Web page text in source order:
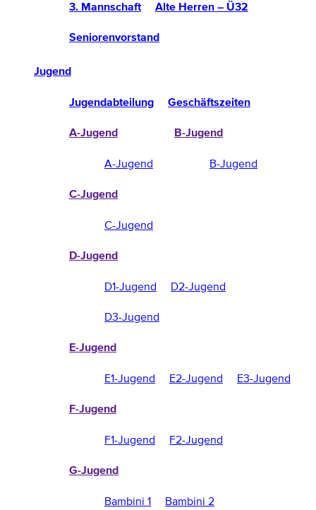
3. Mannschaft Alte Herren – Ü32
Seniorenvorstand
Jugend
Jugendabteilung Geschäftszeiten
A-Jugend
A-Jugend
B-Jugend
B-Jugend
C-Jugend
C-Jugend
D-Jugend
D1-Jugend
D2-Jugend
D3-Jugend
E-Jugend
E1-Jugend E2-Jugend E3-Jugend
F-Jugend
F1-Jugend F2-Jugend
G-Jugend
Bambini 1 Bambini 2